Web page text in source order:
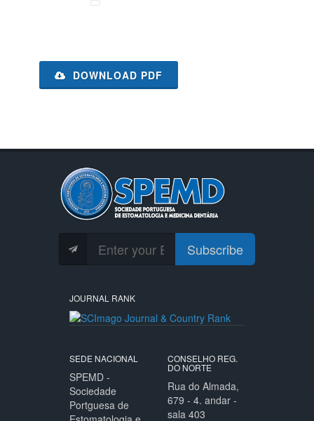
DOWNLOAD PDF
Subscribe
JOURNAL RANK
SEDE NACIONAL
SPEMD -
Sociedade
Portguesa de
CONSELHO REG.
DO NORTE
Rua do Almada,
679 - 4. andar -
sala 403